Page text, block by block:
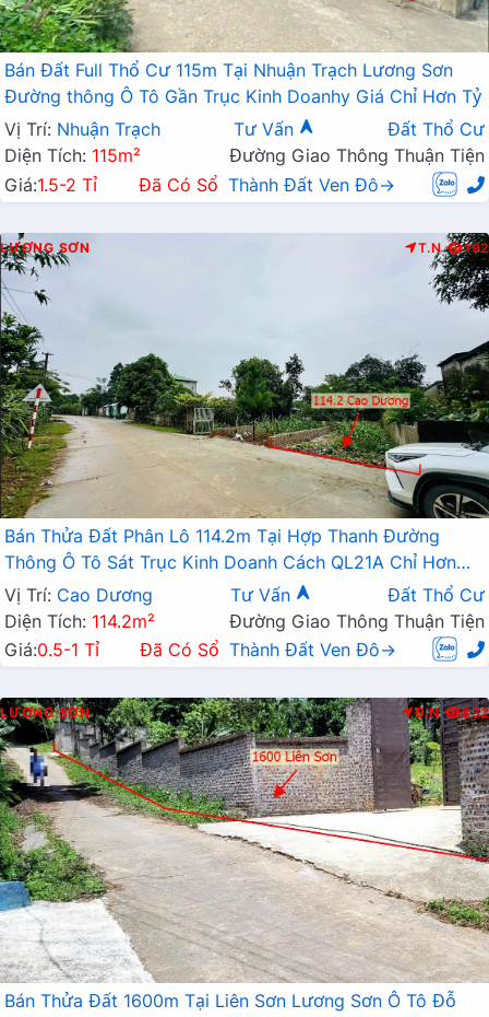
Bán Đất Full Thổ Cư 115m Tại Nhuận Trạch Lương Sơn
Đường thông Ô Tô Gần Trục Kinh Doanhy Giá Chỉ Hơn Tỷ
Vị Trí: Nhuận Trạch Tư Vấn
Đất Thổ Cư
Diện Tích: 115m²
Đường Giao Thông Thuận Tiện
Giá:1.5-2 Tỉ Đã Có Sổ Thành Đất Ven Đô→
LƯƠNG SƠN T.N 192
Bán Thửa Đất Phân Lô 114.2m Tại Hợp Thanh Đường
Thông Ô Tô Sát Trục Kinh Doanh Cách QL21A Chỉ Hơn
1km
Vị Trí: Cao Dương Tư Vấn
Đất Thổ Cư
Diện Tích: 114.2m²
Đường Giao Thông Thuận Tiện
Giá:0.5-1 Tỉ Đã Có Sổ Thành Đất Ven Đô→
LƯƠNG SƠN Đ.N 832
Bán Thửa Đất 1600m Tại Liên Sơn Lương Sơn Ô Tô Đỗ